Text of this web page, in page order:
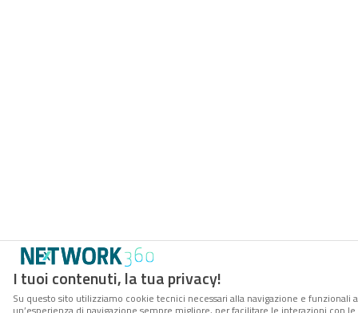
I tuoi contenuti, la tua privacy!
Su questo sito utilizziamo cookie tecnici necessari alla navigazione e